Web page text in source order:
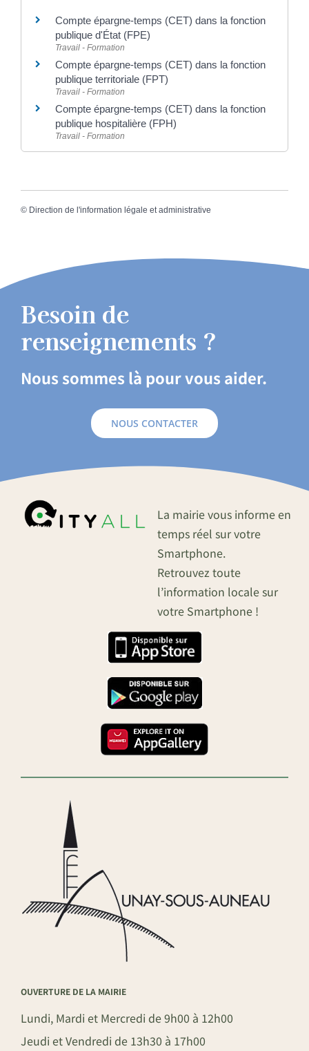
Compte épargne-temps (CET) dans la fonction
publique d'État (FPE)
Travail - Formation
Compte épargne-temps (CET) dans la fonction
publique territoriale (FPT)
Travail - Formation
Compte épargne-temps (CET) dans la fonction
publique hospitalière (FPH)
Travail - Formation
© Direction de l'information légale et administrative
Besoin de
renseignements ?
Nous sommes là pour vous aider.
NOUS CONTACTER
La mairie vous informe en
temps réel sur votre
Smartphone.
Retrouvez toute
l’information locale sur
votre Smartphone !
OUVERTURE DE LA MAIRIE
Lundi, Mardi et Mercredi de 9h00 à 12h00
Jeudi et Vendredi de 13h30 à 17h00